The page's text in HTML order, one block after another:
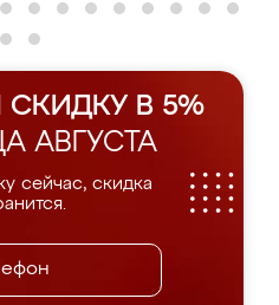
В 5%
АВГУСТА
сейчас, скидка